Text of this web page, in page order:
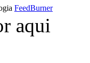
FeedBurner
aqui